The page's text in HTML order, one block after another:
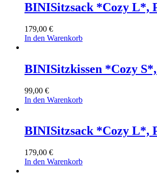
BINISitzsack *Cozy L*,
179,00 €
In den Warenkorb
BINISitzkissen *Cozy
99,00 €
In den Warenkorb
BINISitzsack *Cozy L*,
179,00 €
In den Warenkorb